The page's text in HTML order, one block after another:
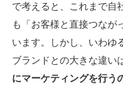
で考えると、これまで自
も「お客様と直接つなが
います。しかし、いわゆ
ブランドとの大きな違い
にマーケティングを行う